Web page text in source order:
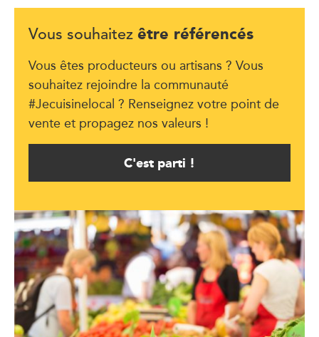
Vous souhaitez être référencés
Vous êtes producteurs ou artisans ? Vous
souhaitez rejoindre la communauté
#Jecuisinelocal ? Renseignez votre point de
vente et propagez nos valeurs !
C'est parti !